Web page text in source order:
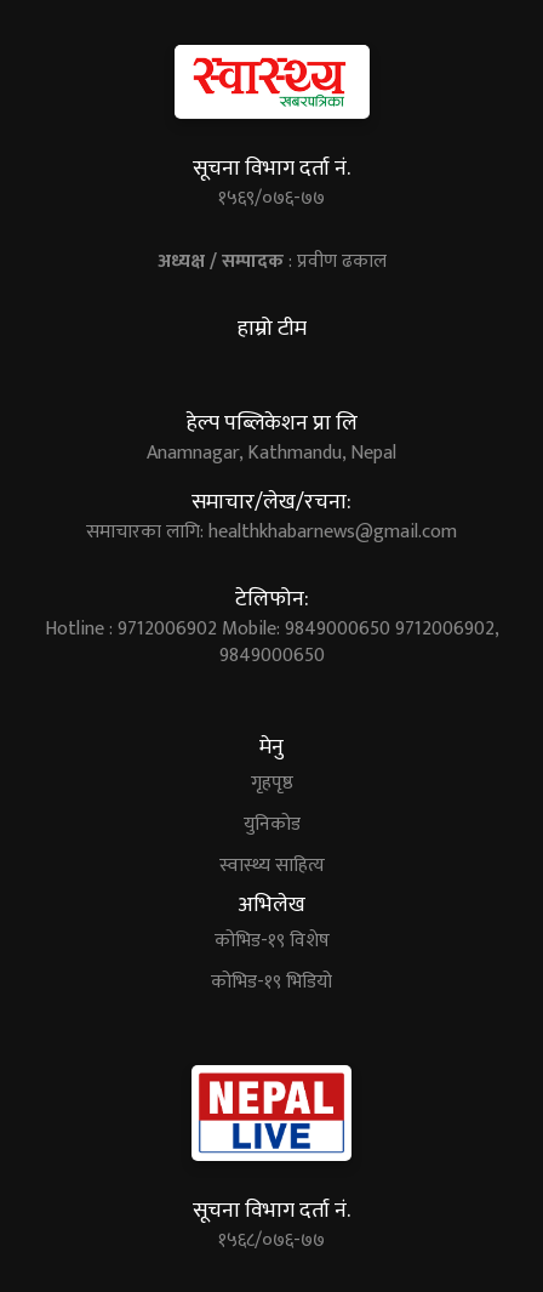
सूचना विभाग दर्ता नं.
१५६९/०७६-७७
अध्यक्ष / सम्पादक: प्रवीण ढकाल
हाम्रो टीम
हेल्प पब्लिकेशन प्रा लि
Anamnagar, Kathmandu, Nepal
समाचार/लेख/रचना:
समाचारका लागि:healthkhabarnews@gmail.com
टेलिफोन:
Hotline : 9712006902 Mobile: 9849000650 9712006902,
9849000650
मेनु
गृहपृष्ठ
युनिकोड
स्वास्थ्य साहित्य
अभिलेख
कोभिड-१९ विशेष
कोभिड-१९ भिडियो
सूचना विभाग दर्ता नं.
१५६८/०७६-७७